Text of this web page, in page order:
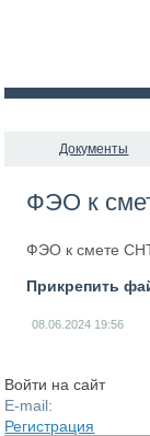
Документы
ФЭО к
ФЭО к смете
Прикрепить
08.06.2024 19:56
Войти на сайт
E-mail:
Регистрация